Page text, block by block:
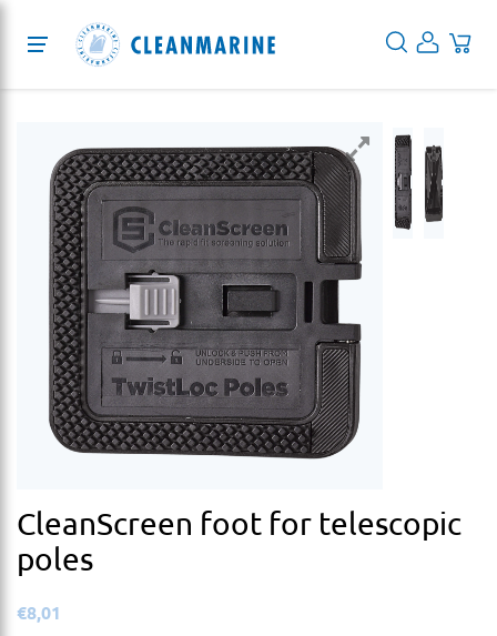
Cleaning
Disinfection
Services
About
Blog
EN
CleanScreen foot for telescopic
poles
€8,01